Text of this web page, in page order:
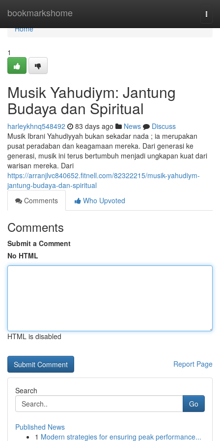
bookmarkshome
Home
Home
1
Musik Yahudiym: Jantung
Budaya dan Spiritual
harleykhnq548492 83 days ago News
Discuss
Musik Ibrani Yahudiyyah bukan sekadar nada ; ia merupakan
pusat peradaban dan keagamaan mereka. Dari generasi ke
generasi, musik ini terus bertumbuh menjadi ungkapan kuat dari
warisan mereka. Dari
https://arranjlvc840652.fitnell.com/82322215/musik-yahudiym-
jantung-budaya-dan-spiritual
Comments
Who Upvoted
Comments
Submit a Comment
No HTML
HTML is disabled
Report Page
Search
Go
Published News
1 Modern strategies for ensuring peak performance...